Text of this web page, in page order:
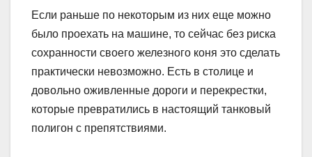
Если раньше по некоторым из них еще можно
было проехать на машине, то сейчас без риска
сохранности своего железного коня это сделать
практически невозможно. Есть в столице и
довольно оживленные дороги и перекрестки,
которые превратились в настоящий танковый
полигон с препятствиями.